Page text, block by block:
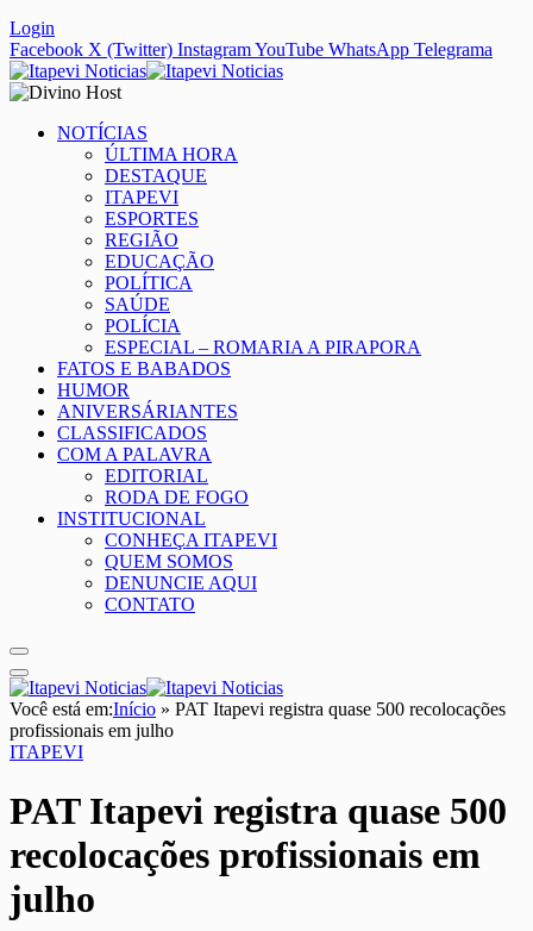
Login
Facebook X (Twitter) InstagramYouTube WhatsApp Telegrama
NOTÍCIAS
ÚLTIMA HORA
DESTAQUE
ITAPEVI
ESPORTES
REGIÃO
EDUCAÇÃO
POLÍTICA
SAÚDE
POLÍCIA
ESPECIAL – ROMARIA A PIRAPORA
FATOS E BABADOS
HUMOR
ANIVERSÁRIANTES
CLASSIFICADOS
COM A PALAVRA
EDITORIAL
RODA DE FOGO
INSTITUCIONAL
CONHEÇA ITAPEVI
QUEM SOMOS
DENUNCIE AQUI
CONTATO
Você está em:Início » PAT Itapevi registra quase 500 recolocações
profissionais em julho
ITAPEVI
PAT Itapevi registra quase 500
recolocações profissionais em
julho